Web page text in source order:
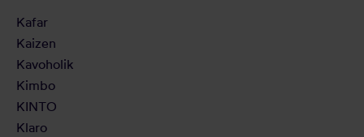
Kafar
Kaizen
Kavoholik
Kimbo
KINTO
Klaro